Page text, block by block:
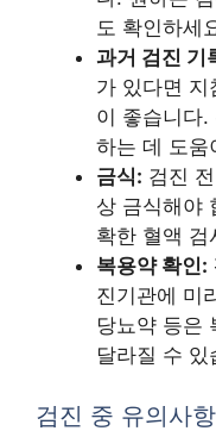
도 확인하세
과거 검진 기
가 있다면 지
이 좋습니다
하는 데 도움
금식: 검진
상 금식해야
확한 혈액 검
복용약 확인:
진기관에 미
당뇨약 등은
달라질 수 있
검진 중 유의사항